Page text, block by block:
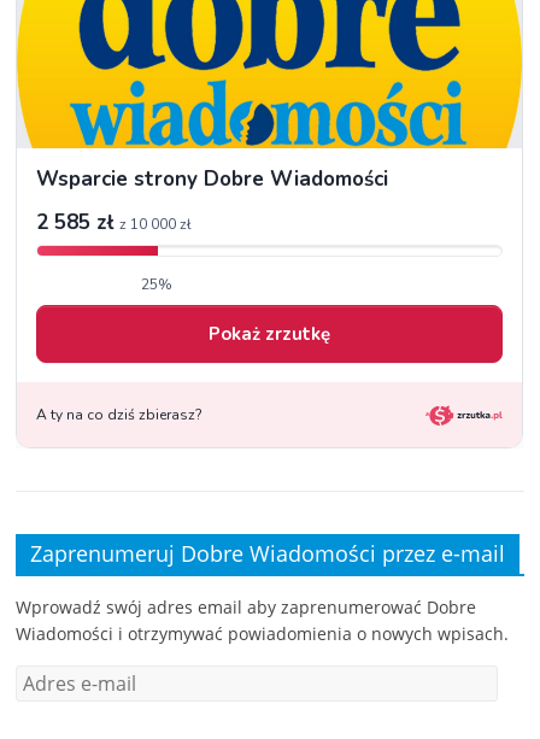
Zaprenumeruj Dobre Wiadomości przez e-mail
Wprowadź swój adres email aby zaprenumerować Dobre
Wiadomości i otrzymywać powiadomienia o nowych wpisach.